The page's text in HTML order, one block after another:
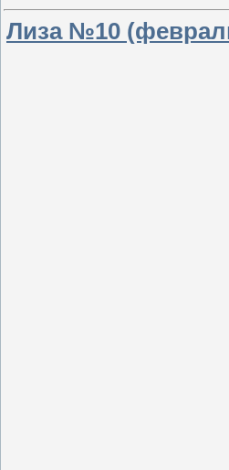
Лиза №10